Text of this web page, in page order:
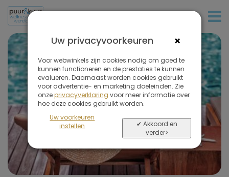
×
Uw privacyvoorkeuren
Voor webwinkels zijn cookies nodig om goed te
kunnen functioneren en de prestaties te kunnen
evalueren. Daarnaast worden cookies gebruikt
voor advertentie- en marketing doeleinden. Zie
onzeprivacyverklaring voor meer informatie over
hoe deze cookies gebruikt worden.
Uw voorkeuren
instellen
✔ Akkoord en
verder>